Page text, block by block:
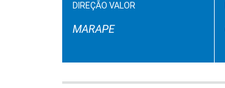
DIREÇÃO VALOR
MARAPE